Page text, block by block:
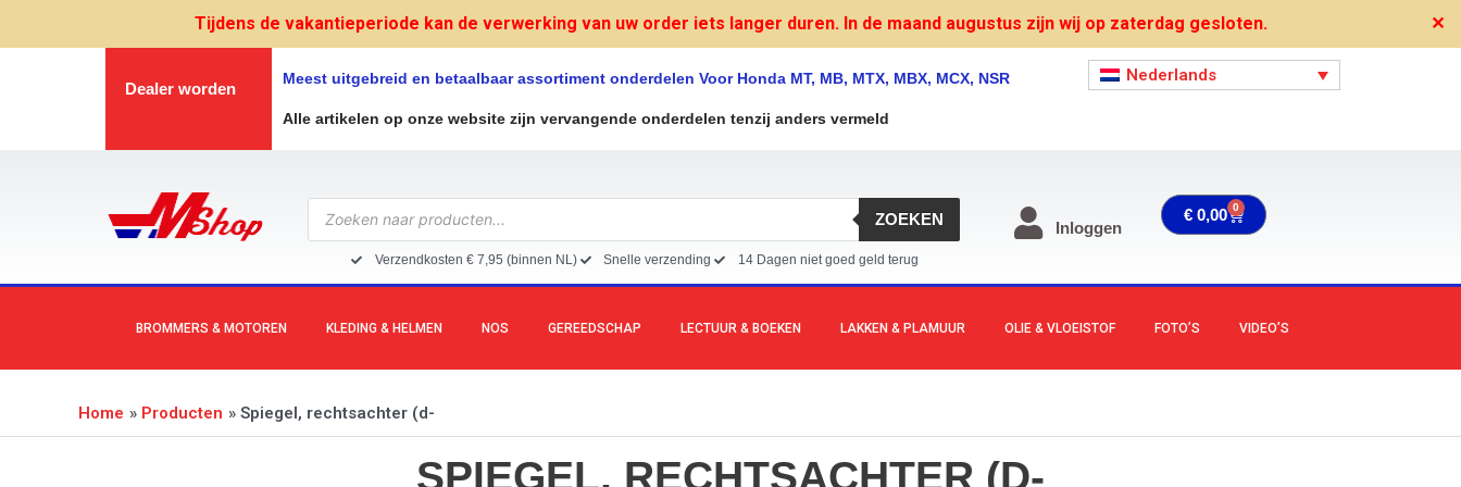
Tijdens de vakantieperiode kan de verwerking van uw order iets langer duren. In de maand augustus zijn wij op zaterdag gesloten. ✕
Dealer worden
Meest uitgebreid en betaalbaar assortiment onderdelen Voor Honda MT, MB, MTX, MBX, MCX, NSR
Alle artikelen op onze website zijn vervangende onderdelen tenzij anders vermeld
Nederlands
Producten
zoeken
ZOEKEN
Verzendkosten € 7,95 (binnen NL) Snelle verzending 14 Dagen niet goed geld terug
Inloggen
€ 0,00 0 Winkelwagen
BROMMERS & MOTOREN KLEDING & HELMEN NOS GEREEDSCHAP LECTUUR & BOEKEN LAKKEN & PLAMUUR OLIE & VLOEISTOF FOTO’S VIDEO’S
Home Producten Spiegel, rechtsachter (d-
SPIEGEL, RECHTSACHTER (D-